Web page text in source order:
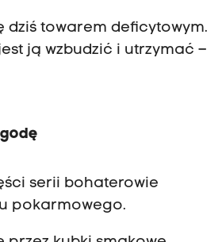
dziś towarem deficytowym.
ją wzbudzić i utrzymać –
serii bohaterowie
pokarmowego.